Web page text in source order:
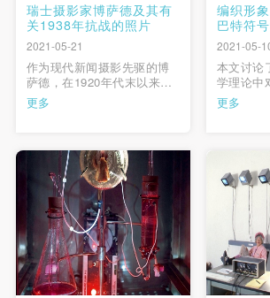
瑞士摄影家博萨德及其有
关1938年抗战的照片
2021-05-21
作为现代新闻摄影先驱的博
萨德，在1920年代末以来，
以其来自亚洲的报道，在德
语世界赢得了数以百万计的
在武汉全面报道了中国抗战
的情况。本文分为十个部
分，对博萨德对武汉会战的
照片和报道进行了梳理，除
更多
编织形
巴特符
2021-05-
本文讨论
学理论中
列探索。
究形象的
的无编
形象，
较少而已
刺点和
号
更多
验证码
登录